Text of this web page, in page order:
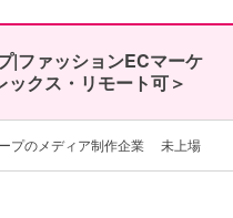
|ファッションECマーケ
クス・リモート可＞
プのメディア制作企業 未上場